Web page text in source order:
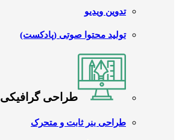
تدوین ویدیو
تولید محتوا صوتی (پادکست)
طراحی گرافیکی
طراحی بنر ثابت و متحرک